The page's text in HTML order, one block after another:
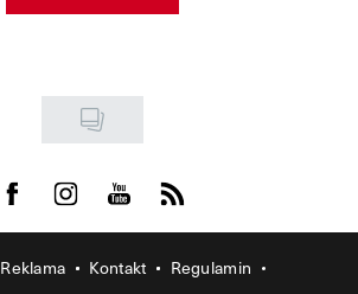
Visit us on Facebook
Visit us on Instagram
Visit us on Youtube
Visit us on Rss
Reklama Kontakt
Regulamin